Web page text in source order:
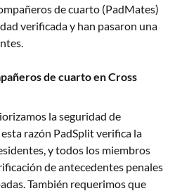
de cuarto (PadMates)
verificada y han pasaron una
de cuarto en Cross
la seguridad de
razón PadSplit verifica la
y todos los miembros
de antecedentes penales
También requerimos que